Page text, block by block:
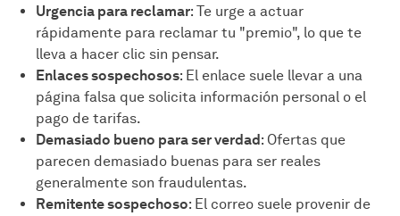
Urgencia para reclamar: Te urge a actuar
rápidamente para reclamar tu "premio", lo que te
lleva a hacer clic sin pensar.
Enlaces sospechosos: El enlace suele llevar a una
página falsa que solicita información personal o el
pago de tarifas.
Demasiado bueno para ser verdad: Ofertas que
parecen demasiado buenas para ser reales
generalmente son fraudulentas.
Remitente sospechoso: El correo suele provenir de